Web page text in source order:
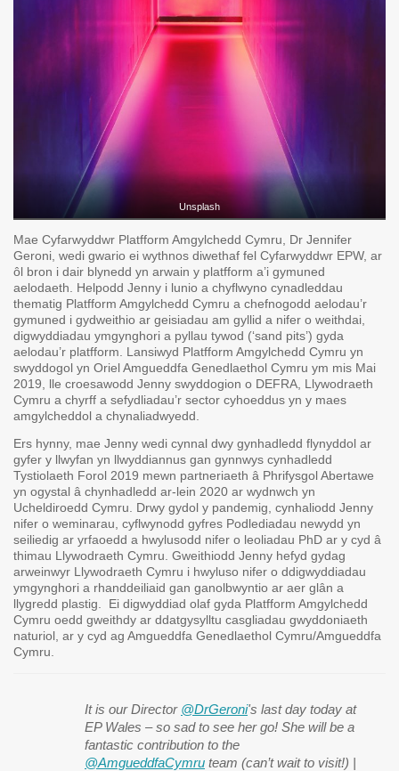
Unsplash
Mae Cyfarwyddwr Platfform Amgylchedd Cymru, Dr Jennifer
Geroni, wedi gwario ei wythnos diwethaf fel Cyfarwyddwr EPW, ar
ôl bron i dair blynedd yn arwain y platfform a’i gymuned
aelodaeth. Helpodd Jenny i lunio a chyflwyno cynadleddau
thematig Platfform Amgylchedd Cymru a chefnogodd aelodau’r
gymuned i gydweithio ar geisiadau am gyllid a nifer o weithdai,
digwyddiadau ymgynghori a pyllau tywod (‘sand pits’) gyda
aelodau’r platfform. Lansiwyd Platfform Amgylchedd Cymru yn
swyddogol yn Oriel Amgueddfa Genedlaethol Cymru ym mis Mai
2019, lle croesawodd Jenny swyddogion o DEFRA, Llywodraeth
Cymru a chyrff a sefydliadau’r sector cyhoeddus yn y maes
amgylcheddol a chynaliadwyedd.
Ers hynny, mae Jenny wedi cynnal dwy gynhadledd flynyddol ar
gyfer y llwyfan yn llwyddiannus gan gynnwys cynhadledd
Tystiolaeth Forol 2019 mewn partneriaeth â Phrifysgol Abertawe
yn ogystal â chynhadledd ar-lein 2020 ar wydnwch yn
Ucheldiroedd Cymru. Drwy gydol y pandemig, cynhaliodd Jenny
nifer o weminarau, cyflwynodd gyfres Podlediadau newydd yn
seiliedig ar yrfaoedd a hwylusodd nifer o leoliadau PhD ar y cyd â
thimau Llywodraeth Cymru. Gweithiodd Jenny hefyd gydag
arweinwyr Llywodraeth Cymru i hwyluso nifer o ddigwyddiadau
ymgynghori a rhanddeiliaid gan ganolbwyntio ar aer glân a
llygredd plastig. Ei digwyddiad olaf gyda Platfform Amgylchedd
Cymru oedd gweithdy ar ddatgysylltu casgliadau gwyddoniaeth
naturiol, ar y cyd ag Amgueddfa Genedlaethol Cymru/Amgueddfa
Cymru.
It is our Director @DrGeroni's last day today at
EP Wales – so sad to see her go! She will be a
fantastic contribution to the
@AmgueddfaCymru team (can’t wait to visit!) |